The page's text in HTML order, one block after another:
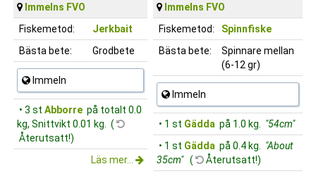
Immelns FVO
Fiskemetod:
Jerkbait
Bästa bete:
Grodbete
Immeln
• 3 st Abborre på totalt 0.0
kg, Snittvikt 0.01 kg. (
Återutsatt!)
Läs mer...
Immelns FVO
Fiskemetod:
Spinnfiske
Bästa bete:
Spinnare mellan
(6-12 gr)
Immeln
• 1 st Gädda på 1.0 kg.
"54cm"
• 1 st Gädda på 0.4 kg.
"About
35cm" (
Återutsatt!)